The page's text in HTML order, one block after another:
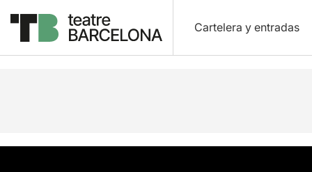
Cartelera y entradas
Descripción Ficha artística